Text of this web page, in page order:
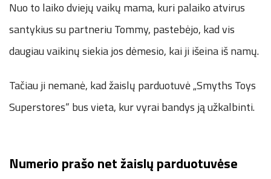
Nuo to laiko dviejų vaikų mama, kuri palaiko atvirus
santykius su partneriu Tommy, pastebėjo, kad vis
daugiau vaikinų siekia jos dėmesio, kai ji išeina iš namų.
Tačiau ji nemanė, kad žaislų parduotuvė „Smyths Toys
Superstores“ bus vieta, kur vyrai bandys ją užkalbinti.
Numerio prašo net žaislų parduotuvėse